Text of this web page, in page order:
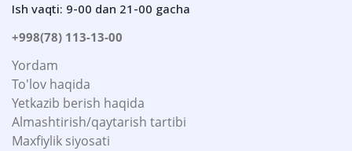
Ish vaqti: 9-00 dan 21-00 gacha
+998(78) 113-13-00
Yordam
To'lov haqida
Yetkazib berish haqida
Almashtirish/qaytarish tartibi
Maxfiylik siyosati